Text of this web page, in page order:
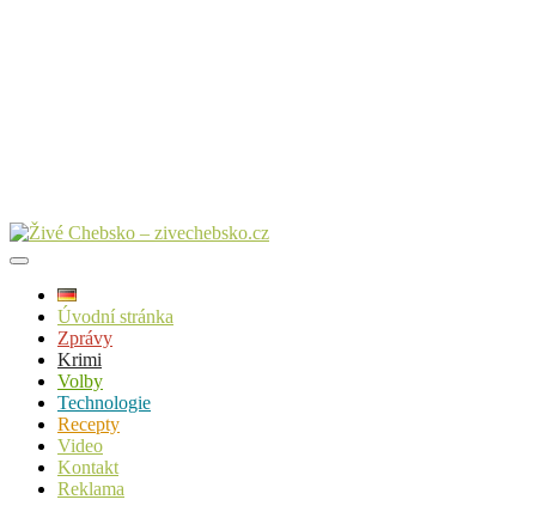
Úvodní stránka
Zprávy
Krimi
Volby
Technologie
Recepty
Video
Kontakt
Reklama